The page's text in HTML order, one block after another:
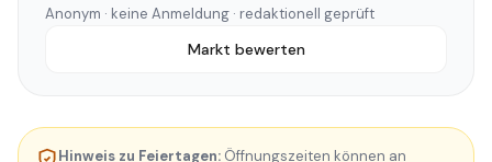
Anonym · keine Anmeldung · redaktionell geprüft
Markt bewerten
Hinweis zu Feiertagen: Öffnungszeiten können an